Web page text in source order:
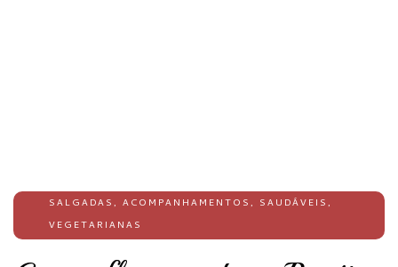
SALGADAS, ACOMPANHAMENTOS, SAUDÁVEIS,
VEGETARIANAS